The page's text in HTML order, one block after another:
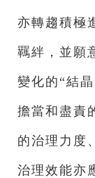
亦轉趨積極
羈絆，並願
變化的“結
擔當和盡責
的治理力度
治理效能亦